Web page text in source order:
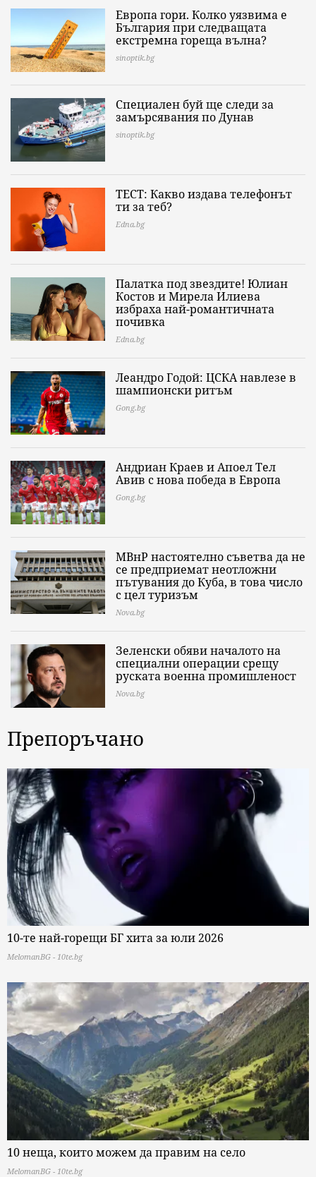
Европа гори. Колко уязвима е
България при следващата
екстремна гореща вълна?
sinoptik.bg
Специален буй ще следи за
замърсявания по Дунав
sinoptik.bg
ТЕСТ: Какво издава телефонът
ти за теб?
Edna.bg
Палатка под звездите! Юлиан
Костов и Мирела Илиева
избраха най-романтичната
почивка
Edna.bg
Леандро Годой: ЦСКА навлезе в
шампионски ритъм
Gong.bg
Андриан Краев и Апоел Тел
Авив с нова победа в Европа
Gong.bg
МВнР настоятелно съветва да не
се предприемат неотложни
пътувания до Куба, в това число
с цел туризъм
Nova.bg
Зеленски обяви началото на
специални операции срещу
руската военна промишленост
Nova.bg
Препоръчано
10-те най-горещи БГ хита за юли 2026
MelomanBG - 10te.bg
10 неща, които можем да правим на село
MelomanBG - 10te.bg